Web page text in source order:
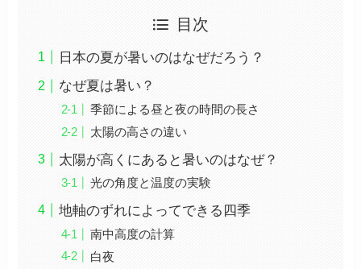
目次
日本の夏が暑いのはなぜだろう？
なぜ夏は暑い？
季節による昼と夜の時間の長さ
太陽の高さの違い
太陽が高くにあると暑いのはなぜ？
光の角度と温度の実験
地軸のずれによってできる四季
南中高度の計算
白夜